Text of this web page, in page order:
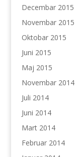
Decembar 2015
Novembar 2015
Oktobar 2015
Juni 2015
Maj 2015
Novembar 2014
Juli 2014
Juni 2014
Mart 2014
Februar 2014